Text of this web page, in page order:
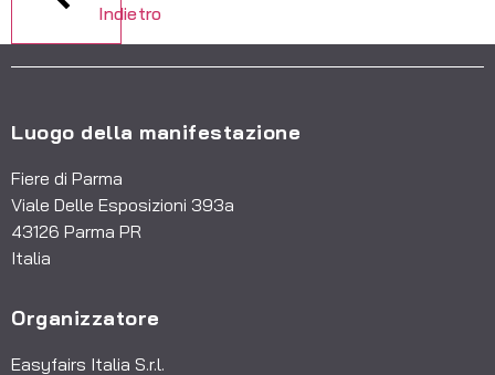
Indietro
Luogo della manifestazione
Fiere di Parma
Viale Delle Esposizioni 393a
43126 Parma PR
Italia
Organizzatore
Easyfairs Italia S.r.l.